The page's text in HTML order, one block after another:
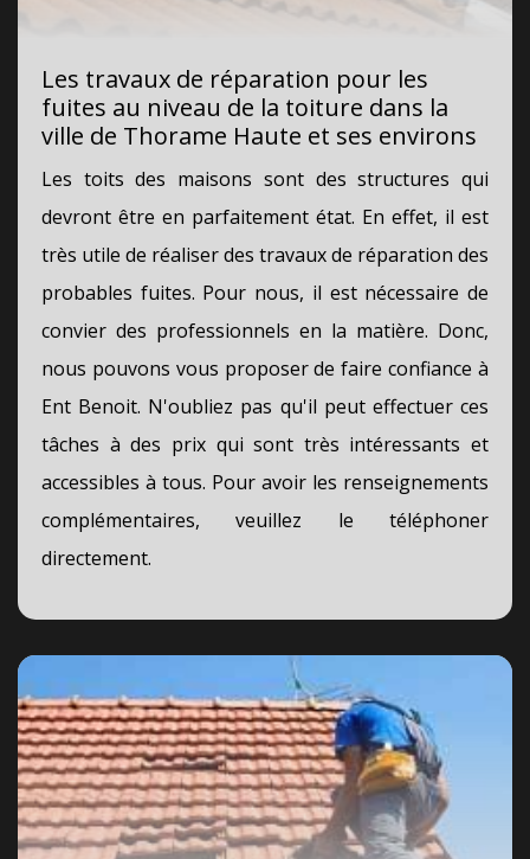
Les travaux de réparation pour les
fuites au niveau de la toiture dans la
ville de Thorame Haute et ses environs
Les toits des maisons sont des structures qui
devront être en parfaitement état. En effet, il est
très utile de réaliser des travaux de réparation des
probables fuites. Pour nous, il est nécessaire de
convier des professionnels en la matière. Donc,
nous pouvons vous proposer de faire confiance à
Ent Benoit. N'oubliez pas qu'il peut effectuer ces
tâches à des prix qui sont très intéressants et
accessibles à tous. Pour avoir les renseignements
complémentaires, veuillez le téléphoner
directement.